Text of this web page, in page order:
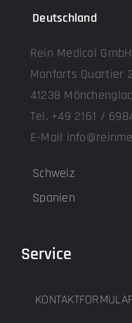
Deutschland
Rein Medical GmbH
Monforts Quartier
41238
Tel. +49 2161 /
E-Mail
Schweiz
Spanien
Service